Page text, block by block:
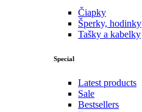
Čiapky
Šperky, hodinky
Tašky a kabelky
Special
Latest products
Sale
Bestsellers